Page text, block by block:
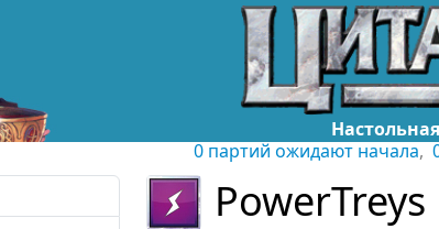
0 партий ожидают начала,
PowerTreys